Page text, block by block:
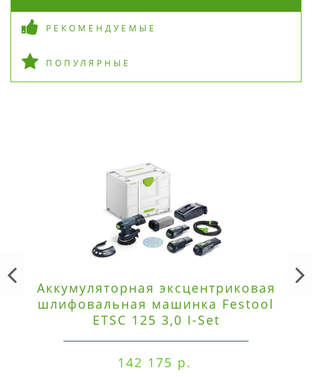
РЕКОМЕНДУЕМЫЕ
ПОПУЛЯРНЫЕ
Аккумуляторная эксцентриковая
шлифовальная машинка Festool
ETSC 125 3,0 I-Set
142 175 р.